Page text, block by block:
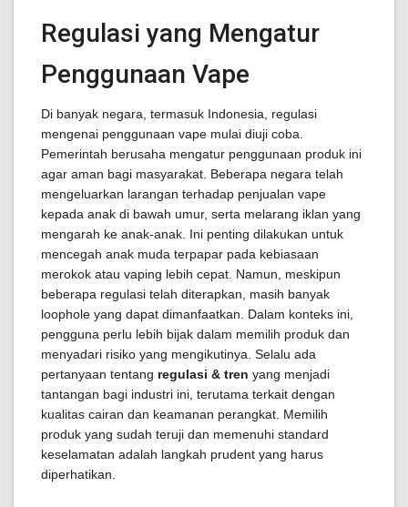
Regulasi yang Mengatur
Penggunaan Vape
Di banyak negara, termasuk Indonesia, regulasi
mengenai penggunaan vape mulai diuji coba.
Pemerintah berusaha mengatur penggunaan produk ini
agar aman bagi masyarakat. Beberapa negara telah
mengeluarkan larangan terhadap penjualan vape
kepada anak di bawah umur, serta melarang iklan yang
mengarah ke anak-anak. Ini penting dilakukan untuk
mencegah anak muda terpapar pada kebiasaan
merokok atau vaping lebih cepat. Namun, meskipun
beberapa regulasi telah diterapkan, masih banyak
loophole yang dapat dimanfaatkan. Dalam konteks ini,
pengguna perlu lebih bijak dalam memilih produk dan
menyadari risiko yang mengikutinya. Selalu ada
pertanyaan tentang regulasi & tren yang menjadi
tantangan bagi industri ini, terutama terkait dengan
kualitas cairan dan keamanan perangkat. Memilih
produk yang sudah teruji dan memenuhi standard
keselamatan adalah langkah prudent yang harus
diperhatikan.